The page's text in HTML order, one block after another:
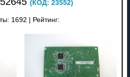
(КОД: 23552)
1692 Рейтинг: